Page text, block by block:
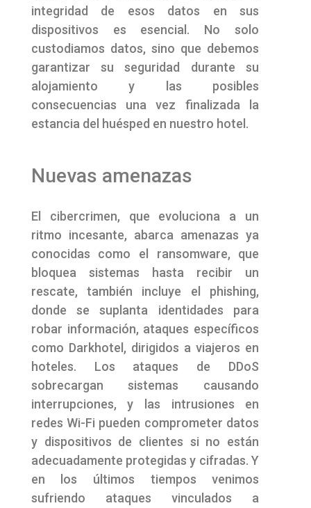
integridad de esos datos en sus
dispositivos es esencial. No solo
custodiamos datos, sino que debemos
garantizar su seguridad durante su
alojamiento y las posibles
consecuencias una vez finalizada la
estancia del huésped en nuestro hotel.
Nuevas amenazas
El cibercrimen, que evoluciona a un
ritmo incesante, abarca amenazas ya
conocidas como el ransomware, que
bloquea sistemas hasta recibir un
rescate, también incluye el phishing,
donde se suplanta identidades para
robar información, ataques específicos
como Darkhotel, dirigidos a viajeros en
hoteles. Los ataques de DDoS
sobrecargan sistemas causando
interrupciones, y las intrusiones en
redes Wi-Fi pueden comprometer datos
y dispositivos de clientes si no están
adecuadamente protegidas y cifradas. Y
en los últimos tiempos venimos
sufriendo ataques vinculados a